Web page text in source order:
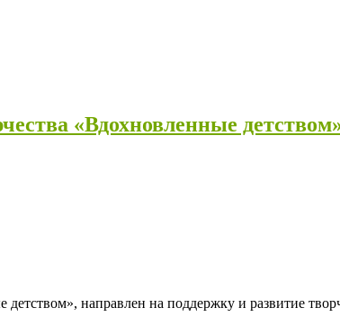
«Вдохновленные
направлен на поддержку и развитие